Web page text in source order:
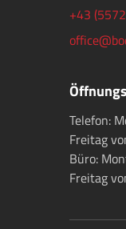
+43
Telefon:
Freitag
Büro:
Freitag